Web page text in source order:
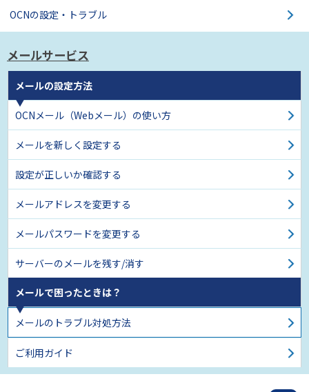
OCNの設定・トラブル
メールサービス
メールの設定方法
OCNメール（Webメール）の使い方
メールを新しく設定する
設定が正しいか確認する
メールアドレスを変更する
メールパスワードを変更する
サーバーのメールを残す/消す
メールで困ったときは？
メールのトラブル対処方法
ご利用ガイド